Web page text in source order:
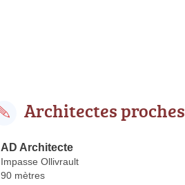
Architectes proches
AD Architecte
Impasse Ollivrault
90 mètres